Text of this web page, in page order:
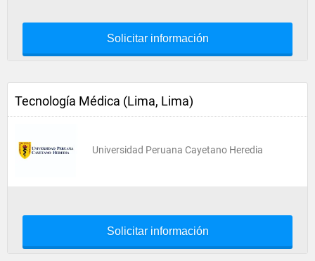
Solicitar información
Tecnología Médica (Lima, Lima)
Universidad Peruana Cayetano Heredia
Solicitar información